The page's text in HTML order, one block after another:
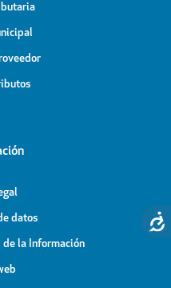
datos
la Información